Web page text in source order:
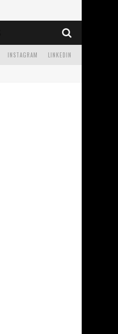
LINKEDIN
INSTAGRAM